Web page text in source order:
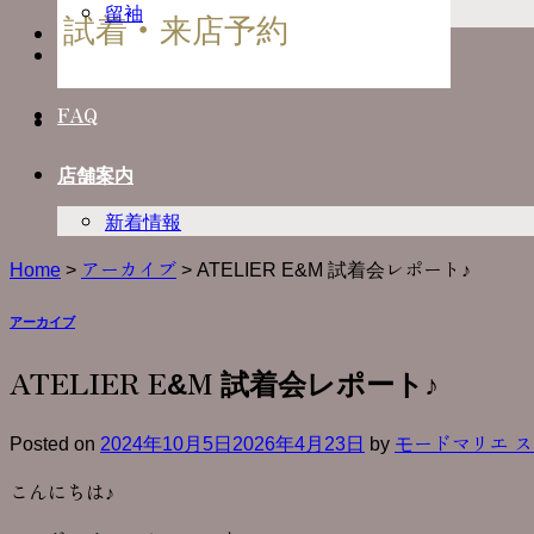
試着・来店予約
留袖
FAQ
店舗案内
新着情報
Home> アーカイブ>ATELIER E&M 試着会レポート♪
アーカイブ
ATELIER E&M 試着会レポート♪
Posted on 2024年10月5日2026年4月23日 by モードマリエ
こんにちは♪